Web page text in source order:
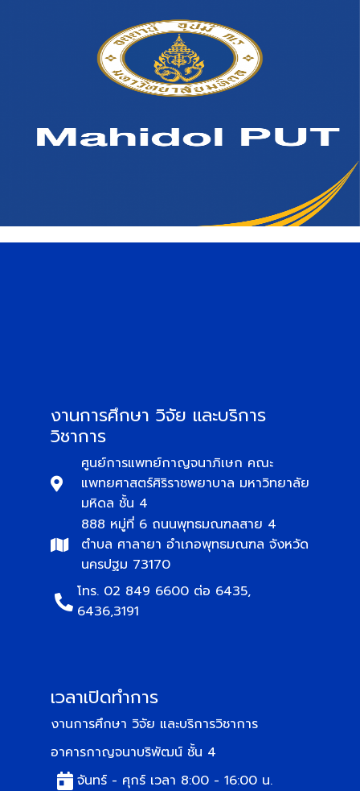
งานการศึกษา วิจัย และบริการ
วิชาการ
ศูนย์การแพทย์กาญจนาภิเษก คณะ
แพทยศาสตร์ศิริราชพยาบาล มหาวิทยาลัย
มหิดล ชั้น 4
888 หมู่ที่ 6 ถนนพุทธมณฑลสาย 4
ตำบล ศาลายา อำเภอพุทธมณฑล จังหวัด
นครปฐม 73170
โทร. 02 849 6600 ต่อ 6435,
6436,3191
เวลาเปิดทำการ
งานการศึกษา วิจัย และบริการวิชาการ
อาคารกาญจนาบริพัฒน์ ชั้น 4
จันทร์ - ศุกร์ เวลา 8:00 - 16:00 น.